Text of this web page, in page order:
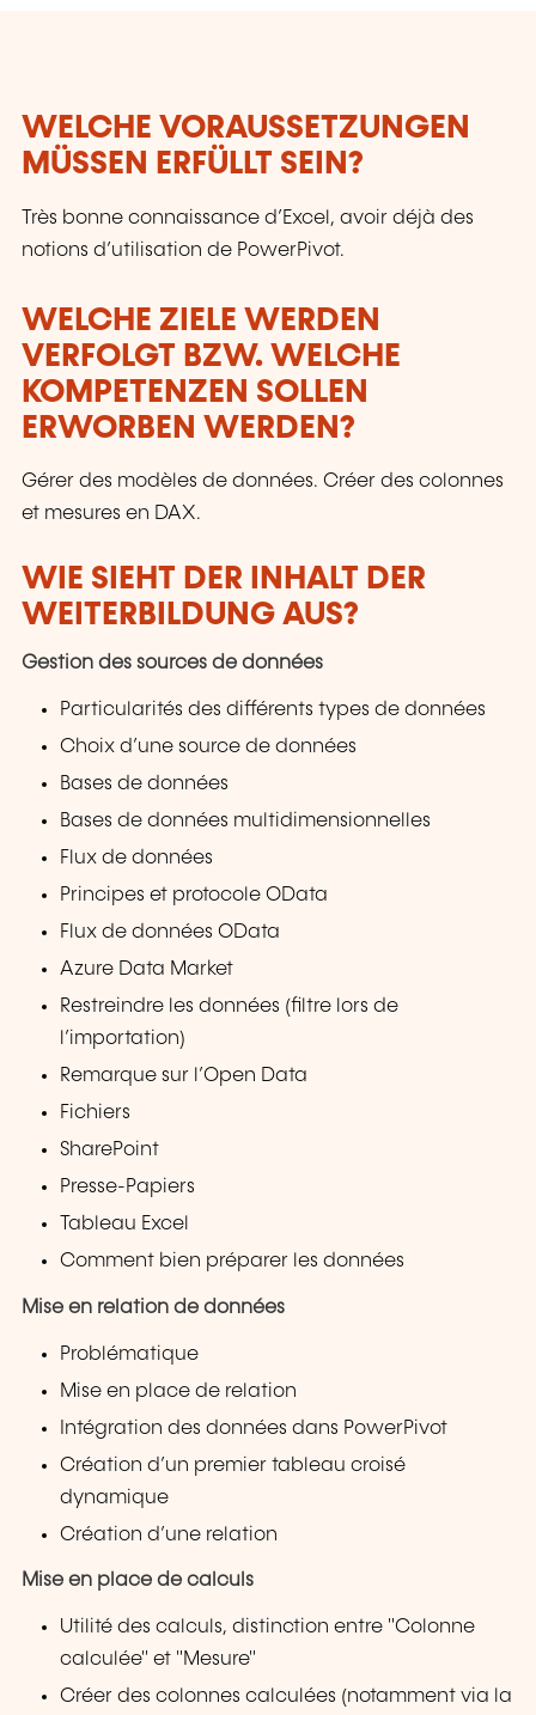
WELCHE VORAUSSETZUNGEN
MÜSSEN ERFÜLLT SEIN?
Très bonne connaissance d’Excel, avoir déjà des
notions d’utilisation de PowerPivot.
WELCHE ZIELE WERDEN
VERFOLGT BZW. WELCHE
KOMPETENZEN SOLLEN
ERWORBEN WERDEN?
Gérer des modèles de données. Créer des colonnes
et mesures en DAX.
WIE SIEHT DER INHALT DER
WEITERBILDUNG AUS?
Gestion des sources de données
Particularités des différents types de données
Choix d’une source de données
Bases de données
Bases de données multidimensionnelles
Flux de données
Principes et protocole OData
Flux de données OData
Azure Data Market
Restreindre les données (filtre lors de
l’importation)
Remarque sur l’Open Data
Fichiers
SharePoint
Presse-Papiers
Tableau Excel
Comment bien préparer les données
Mise en relation de données
Problématique
Mise en place de relation
Intégration des données dans PowerPivot
Création d’un premier tableau croisé
dynamique
Création d’une relation
Mise en place de calculs
Utilité des calculs, distinction entre "Colonne
calculée" et "Mesure"
Créer des colonnes calculées (notamment via la